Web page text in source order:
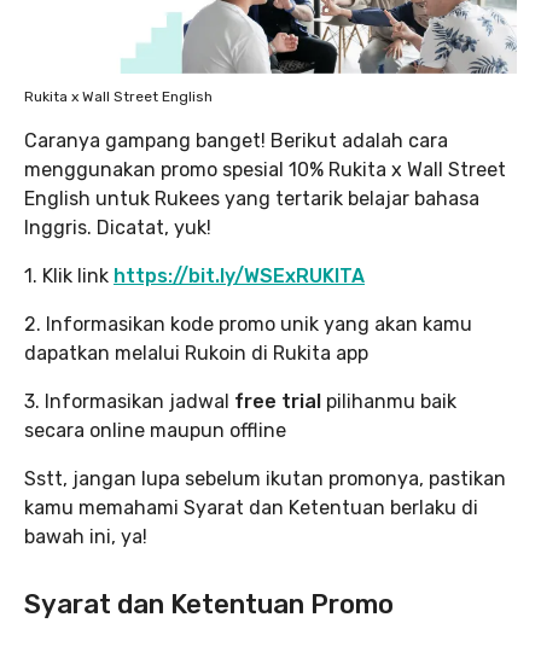
Rukita x Wall Street English
Caranya gampang banget! Berikut adalah cara
menggunakan promo spesial 10% Rukita x Wall Street
English untuk Rukees yang tertarik belajar bahasa
Inggris. Dicatat, yuk!
1. Klik link https://bit.ly/WSExRUKITA
2. Informasikan kode promo unik yang akan kamu
dapatkan melalui Rukoin di Rukita app
3. Informasikan jadwal free trial pilihanmu baik
secara online maupun offline
Sstt, jangan lupa sebelum ikutan promonya, pastikan
kamu memahami Syarat dan Ketentuan berlaku di
bawah ini, ya!
Syarat dan Ketentuan Promo